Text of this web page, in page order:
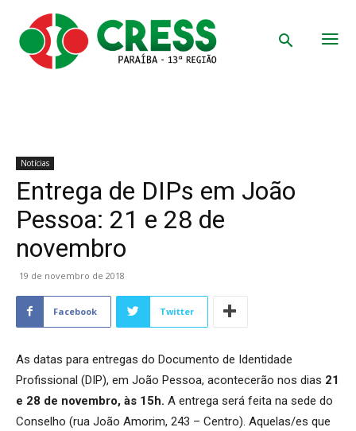
Notícias
Entrega de DIPs em João
Pessoa: 21 e 28 de
novembro
19 de novembro de 2018
Facebook Twitter
As datas para entregas do Documento de Identidade
Profissional (DIP), em João Pessoa, acontecerão nos dias 21
e 28 de novembro, às 15h. A entrega será feita na sede do
Conselho (rua João Amorim, 243 – Centro). Aquelas/es que